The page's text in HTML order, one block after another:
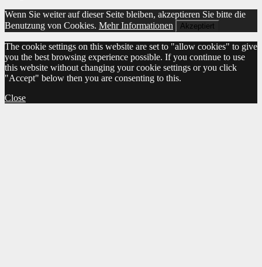
Wenn Sie weiter auf dieser Seite bleiben, akzeptieren Sie bitte die
Benutzung von Cookies. Mehr Informationen Akzeptiert
The cookie settings on this website are set to "allow cookies" to give
you the best browsing experience possible. If you continue to use
this website without changing your cookie settings or you click
"Accept" below then you are consenting to this.
Close